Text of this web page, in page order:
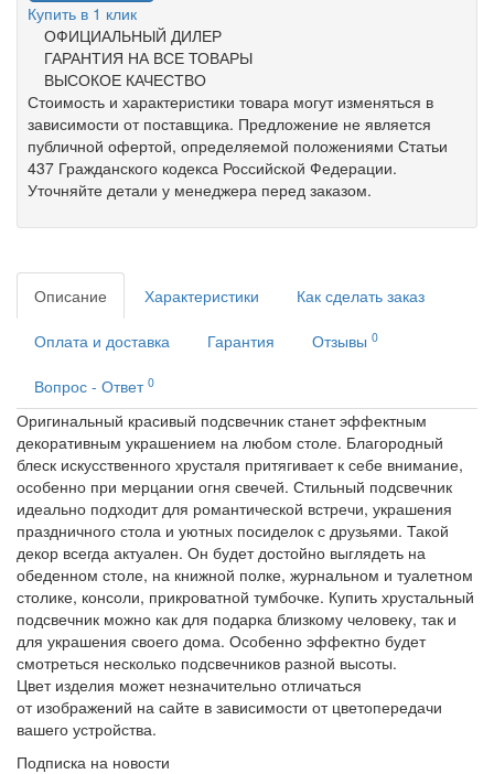
Купить в 1 клик
ОФИЦИАЛЬНЫЙ ДИЛЕР
ГАРАНТИЯ НА ВСЕ ТОВАРЫ
ВЫСОКОЕ КАЧЕСТВО
Стоимость и характеристики товара могут изменяться в
зависимости от поставщика. Предложение не является
публичной офертой, определяемой положениями Статьи
437 Гражданского кодекса Российской Федерации.
Уточняйте детали у менеджера перед заказом.
Описание Характеристики Как сделать заказ
Оплата и доставка Гарантия Отзывы 0
Вопрос - Ответ 0
Оригинальный красивый подсвечник станет эффектным
декоративным украшением на любом столе. Благородный
блеск искусственного хрусталя притягивает к себе внимание,
особенно при мерцании огня свечей. Стильный подсвечник
идеально подходит для романтической встречи, украшения
праздничного стола и уютных посиделок с друзьями. Такой
декор всегда актуален. Он будет достойно выглядеть на
обеденном столе, на книжной полке, журнальном и туалетном
столике, консоли, прикроватной тумбочке. Купить хрустальный
подсвечник можно как для подарка близкому человеку, так и
для украшения своего дома. Особенно эффектно будет
смотреться несколько подсвечников разной высоты.
Цвет изделия может незначительно отличаться
от изображений на сайте в зависимости от цветопередачи
вашего устройства.
Подписка на новости